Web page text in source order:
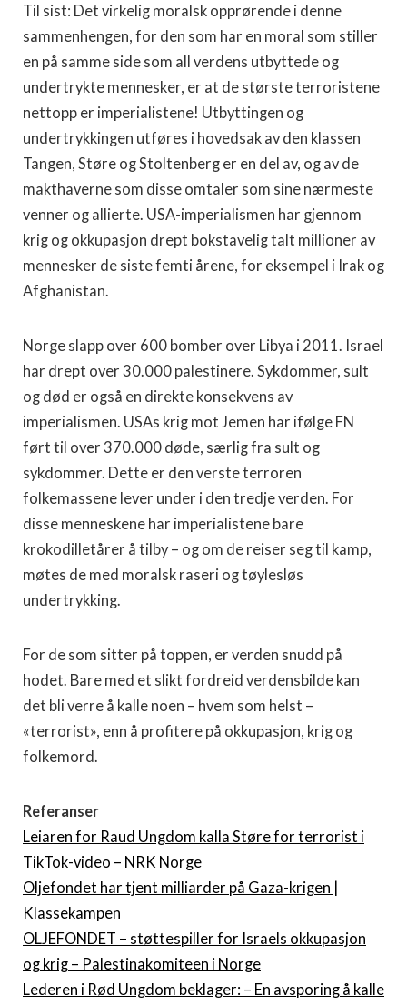
Til sist: Det virkelig moralsk opprørende i denne
sammenhengen, for den som har en moral som stiller
en på samme side som all verdens utbyttede og
undertrykte mennesker, er at de største terroristene
nettopp er imperialistene! Utbyttingen og
undertrykkingen utføres i hovedsak av den klassen
Tangen, Støre og Stoltenberg er en del av, og av de
makthaverne som disse omtaler som sine nærmeste
venner og allierte. USA-imperialismen har gjennom
krig og okkupasjon drept bokstavelig talt millioner av
mennesker de siste femti årene, for eksempel i Irak og
Afghanistan.
Norge slapp over 600 bomber over Libya i 2011. Israel
har drept over 30.000 palestinere. Sykdommer, sult
og død er også en direkte konsekvens av
imperialismen. USAs krig mot Jemen har ifølge FN
ført til over 370.000 døde, særlig fra sult og
sykdommer. Dette er den verste terroren
folkemassene lever under i den tredje verden. For
disse menneskene har imperialistene bare
krokodilletårer å tilby – og om de reiser seg til kamp,
møtes de med moralsk raseri og tøylesløs
undertrykking.
For de som sitter på toppen, er verden snudd på
hodet. Bare med et slikt fordreid verdensbilde kan
det bli verre å kalle noen – hvem som helst –
«terrorist», enn å profitere på okkupasjon, krig og
folkemord.
Referanser
Leiaren for Raud Ungdom kalla Støre for terrorist i
TikTok-video – NRK Norge
Oljefondet har tjent milliarder på Gaza-krigen |
Klassekampen
OLJEFONDET – støttespiller for Israels okkupasjon
og krig – Palestinakomiteen i Norge
Lederen i Rød Ungdom beklager: – En avsporing å kalle